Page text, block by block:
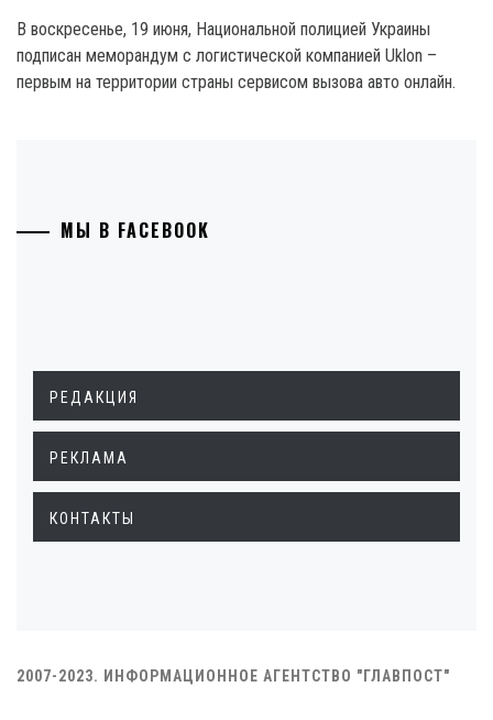
В воскресенье, 19 июня, Национальной полицией Украины
подписан меморандум с логистической компанией Uklon –
первым на территории страны сервисом вызова авто онлайн.
МЫ В FACEBOOK
РЕДАКЦИЯ
РЕКЛАМА
КОНТАКТЫ
2007-2023. ИНФОРМАЦИОННОЕ АГЕНТСТВО "ГЛАВПОСТ"